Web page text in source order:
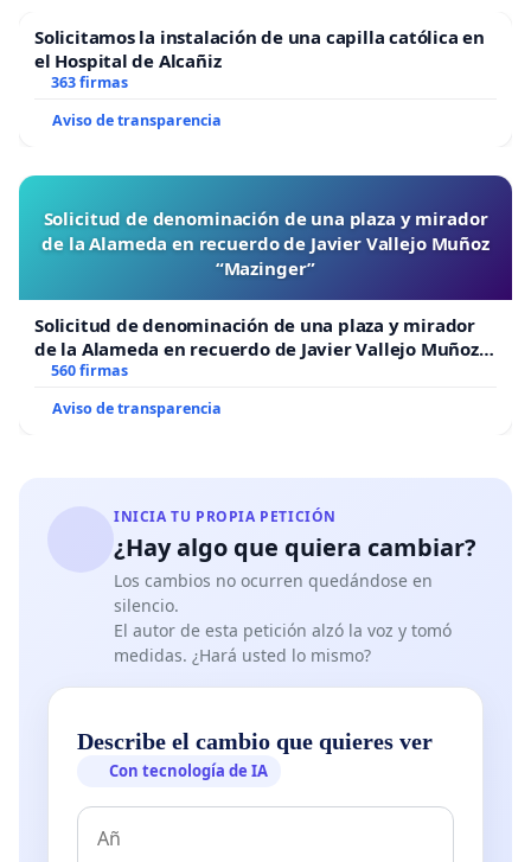
Solicitamos la instalación de una capilla católica en
el Hospital de Alcañiz
363 firmas
Aviso de transparencia
Solicitud de denominación de una plaza y mirador
de la Alameda en recuerdo de Javier Vallejo Muñoz
“Mazinger”
Solicitud de denominación de una plaza y mirador
de la Alameda en recuerdo de Javier Vallejo Muñoz
“Mazinger”
560 firmas
Aviso de transparencia
INICIA TU PROPIA PETICIÓN
¿Hay algo que quiera cambiar?
Los cambios no ocurren quedándose en
silencio.
El autor de esta petición alzó la voz y tomó
medidas. ¿Hará usted lo mismo?
Describe el cambio que quieres ver
Con tecnología de IA